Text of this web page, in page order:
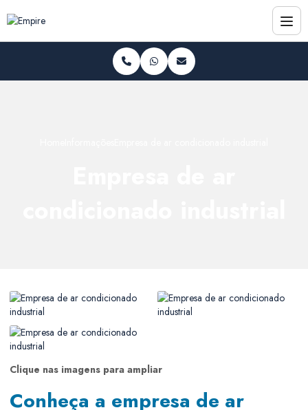
Clique nas imagens para ampliar
Conheça a empresa de ar